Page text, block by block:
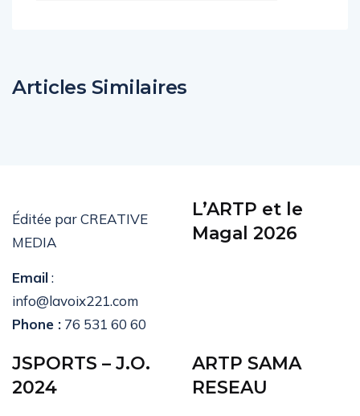
Articles Similaires
Éditée par CREATIVE
MEDIA
Email:
info@lavoix221.com
Phone : 76 531 60 60
L’ARTP et le
Magal 2026
JSPORTS – J.O.
2024
ARTP SAMA
RESEAU